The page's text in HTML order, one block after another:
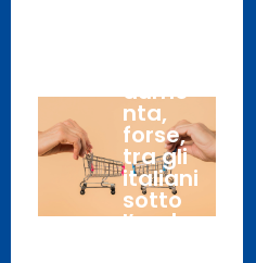
aume
nta,
forse,
tra gli
italiani
sotto
l’ombr